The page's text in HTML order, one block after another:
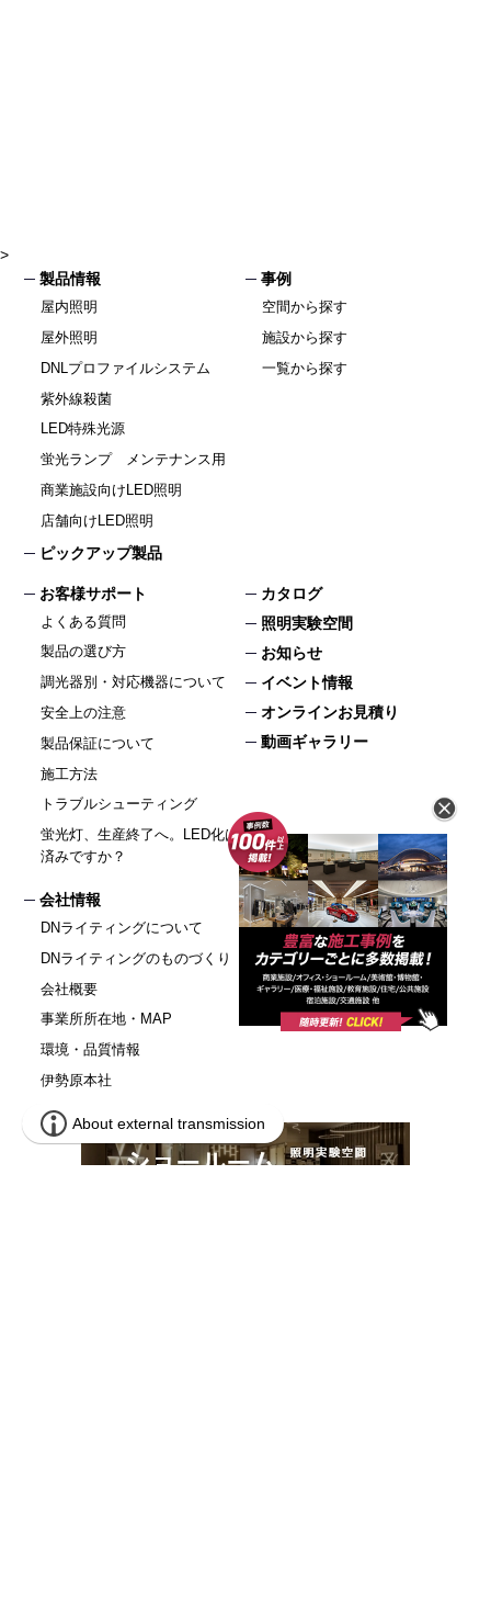
>
製品情報
屋内照明
屋外照明
DNLプロファイルシステム
紫外線殺菌
LED特殊光源
蛍光ランプ メンテナンス用
商業施設向けLED照明
店舗向けLED照明
ピックアップ製品
事例
空間から探す
施設から探す
一覧から探す
お客様サポート
よくある質問
製品の選び方
調光器別・対応機器について
安全上の注意
製品保証について
施工方法
トラブルシューティング
蛍光灯、生産終了へ。LED化はお
済みですか？
カタログ
照明実験空間
お知らせ
イベント情報
オンラインお見積り
動画ギャラリー
会社情報
DNライティングについて
DNライティングのものづくり
会社概要
事業所所在地・MAP
環境・品質情報
伊勢原本社
採用
お問い合わせ
環境・品質情報
個人情報保護方針
サイトマップ